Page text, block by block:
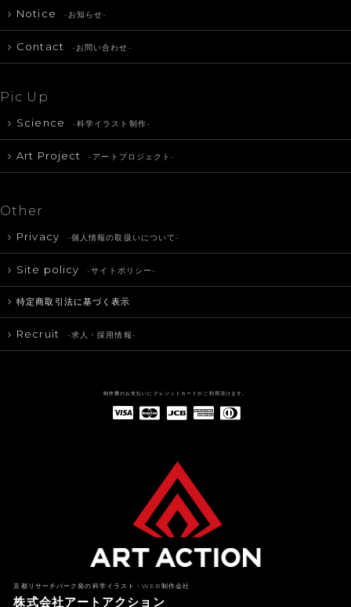
Notice -お知らせ-
Contact -お問い合わせ-
Pic Up
Science -科学イラスト制作-
Art Project -アートプロジェクト-
Other
Privacy -個人情報の取扱いについて-
Site policy -サイトポリシー-
特定商取引法に基づく表示
Recruit -求人・採用情報-
制作費のお支払いにクレジットカードがご利用頂けます。
京都リサーチパーク発の科学イラスト・WEB制作会社
株式会社アートアクション